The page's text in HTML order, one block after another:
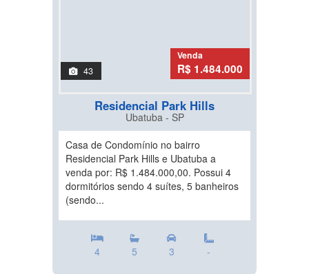
43
Venda
R$ 1.484.000
Residencial Park Hills
Ubatuba - SP
Casa de Condomínio no bairro
Residencial Park Hills e Ubatuba a
venda por: R$ 1.484.000,00. Possui 4
dormitórios sendo 4 suítes, 5 banheiros
(sendo...
4 5 3 -